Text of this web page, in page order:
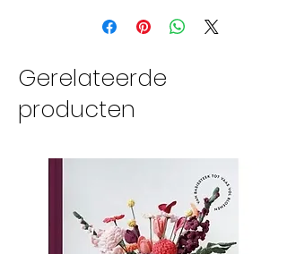
Gerelateerde
producten